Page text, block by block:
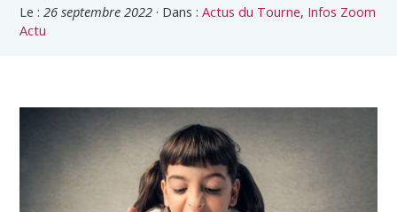
Le :26 septembre 2022 · Dans :Actus du Tourne, Infos Zoom
Actu